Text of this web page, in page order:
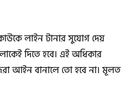
লাইন টানার সুযোগ দেয়
দিতে হবে। এই অধিকার
আইন বানালে তো হবে না। মূলত